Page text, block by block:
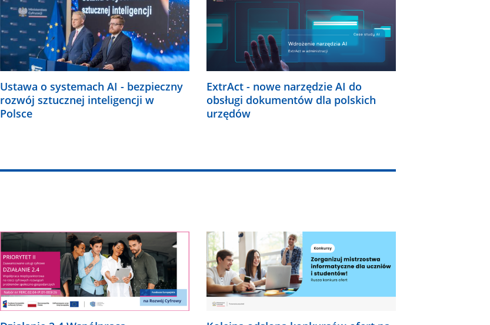
Ustawa o systemach AI - bezpieczny
rozwój sztucznej inteligencji w
Polsce
ExtrAct - nowe narzędzie AI do
obsługi dokumentów dla polskich
urzędów